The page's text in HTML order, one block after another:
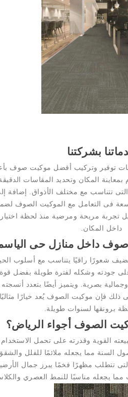
بشركتنا
توفير وتركيب أفضل موكيت صوف
بمعاينة المكان وتحديد المقاسات
تتناسب مع مختلف الأذواق. إضافة
فى التعامل مع الموكيت الصوف
تجربة مريحة ومرضية منذ لحظة
داخل المكان.
صوف داخل منازل حى
شعورًا راقيًا يتناسب مع أسلوب
جودته وشكله لفترة طويلة بفضل
بصرية. ويتميز أيضًا بتعدد
فإن موكيت الصوف يُعد خيارًا
برونقها لسنوات طويلة.
الصوف أجواء الرياض؟
القوية وقدرته على تحمل
السنة مما يجعله ملائمًا للفلل
تتطلب مظهرًا فخمًا يبرز جمال
مما يجعله مناسبًا للنمط العصري